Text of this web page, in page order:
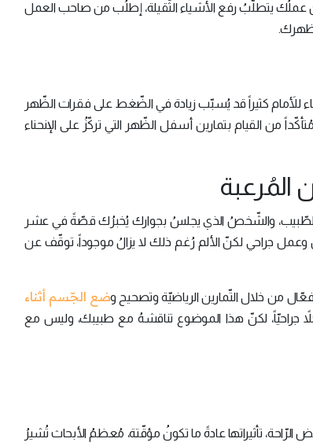
عملُك يتطلّبُ رفع الأشياء الثّقيلة، إطلُب من صاحب العمل
ظهرك.
للأَمام كثيراً قد يُسبّب زيادة في الضّغط على فقرات الظّهر
من القيام بتمارين أسفل الظّهر التي تركّزُ على الإنحناء
الطّبيب، والشّخصُ الذي يجلسُ بجوارك يُخبرُك قصّةً في عشر
جراحي لكنّ الألم رُغم ذلك لا يزالُ موجوداً، توقّف عن
من خلال التّمارين الرياضيّة وتصحيح وضع الجّسم أثناء
لكنّ هذا الموضوع تناقشهُ مع طبيبك، وليس مع
الرّاحة، تأثيراتها عادةً ما تكونُ مؤقّتة، مُعظمُ الأبحاث تُشيرُ